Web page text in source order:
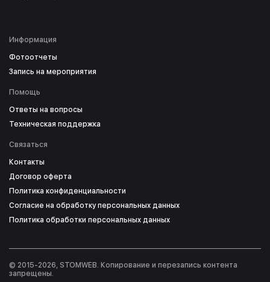
Информация
Фотоотчеты
Запись на мероприятия
Помощь
Ответы на вопросы
Техническая поддержка
Связаться
Контакты
Договор оферта
Политика конфиденциальности
Согласие на обработку персональных данных
Политика обработки персональных данных
© 2015-2026, STOMWEB. Копирование и перезапись контента
запрещены.